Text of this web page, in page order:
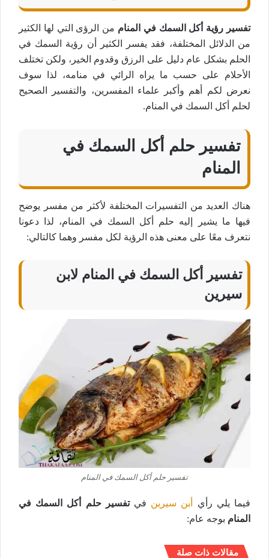
تفسير رؤية أكل السمك في المنام من الرؤى التي لها الكثير
من الدلائل المختلفة، فقد يفسر الكثير أن رؤية السمك في
الحلم بشكل عام دليل على الرزق وقدوم الخير، ولكن تختلف
الأحلام على حسب ما يراه الرائي في منامه، لذا سوف
نعرض لكم أهم وأكبر علماء المفسرين، والتفسير الصحيح
لحلم أكل السمك في المنام.
تفسير حلم أكل السمك في
المنام
هناك العديد من التفسيرات المختلفة لأكثر من مفسر يوضح
فيها ما يشير إليه حلم أكل السمك في المنام، لذا دعونا
نتعرف معًا على معنى هذه الرؤية لكل مفسر وهما كالتالي:
تفسير أكل السمك في المنام لابن
سيرين
تفسير حلم أكل السمك في المنام
فيما يلي رأي أبن سيرين فيتفسير حلم أكل السمك في
المنام بوجه عام:
مقالات ذات صلة